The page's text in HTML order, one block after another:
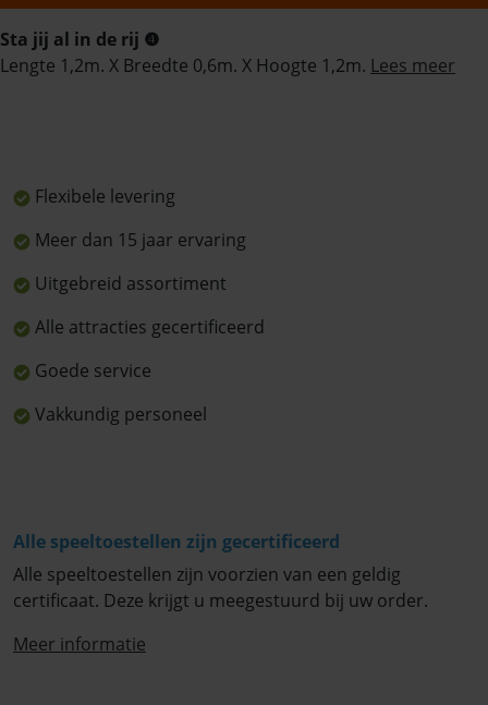
Sta jij al in de rij ❹
Lengte 1,2m. X Breedte 0,6m. X Hoogte 1,2m. Lees meer
Flexibele levering
Meer dan 15 jaar ervaring
Uitgebreid assortiment
Alle attracties gecertificeerd
Goede service
Vakkundig personeel
Alle speeltoestellen zijn gecertificeerd
Alle speeltoestellen zijn voorzien van een geldig
certificaat. Deze krijgt u meegestuurd bij uw order.
Meer informatie